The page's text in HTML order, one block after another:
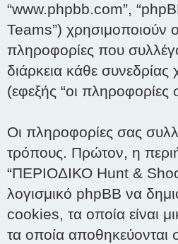
“www.phpbb.com”,
Teams”) χρησιμοποιούν
πληροφορίες που
διάρκεια κάθε
(εφεξής “οι πληροφορίες
Οι πληροφορίες σας
τρόπους. Πρώτον, η
“ΠΕΡΙΟΔΙΚΟ Hunt &
λογισμικό phpBB να
cookies, τα οποία είναι
τα οποία αποθηκεύονται